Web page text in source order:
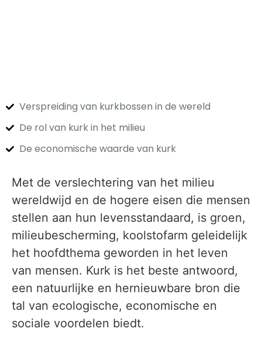
Verspreiding van kurkbossen in de wereld
De rol van kurk in het milieu
De economische waarde van kurk
Met de verslechtering van het milieu
wereldwijd en de hogere eisen die mensen
stellen aan hun levensstandaard, is groen,
milieubescherming, koolstofarm geleidelijk
het hoofdthema geworden in het leven
van mensen. Kurk is het beste antwoord,
een natuurlijke en hernieuwbare bron die
tal van ecologische, economische en
sociale voordelen biedt.